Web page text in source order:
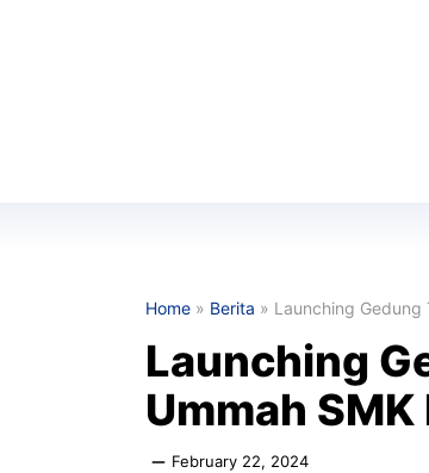
Home » Berita » Launching Gedung
Launching
Ummah
February 22, 2024